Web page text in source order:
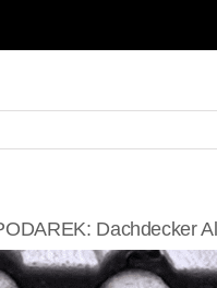
Dachdecker